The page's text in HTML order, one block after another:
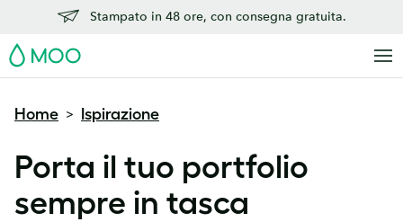
Stampato in 48 ore, con consegna gratuita.
MOO
Home > Ispirazione
Porta il tuo portfolio
sempre in tasca